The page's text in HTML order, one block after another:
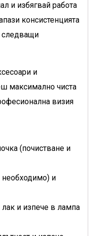
и избягвай работа
консистенцията
следващи
и
максимално чиста
визия
(почистване и
необходимо) и
и изпече в лампа